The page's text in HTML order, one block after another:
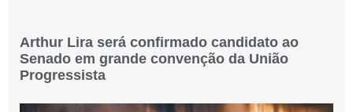
Arthur Lira será confirmado candidato ao
Senado em grande convenção da União
Progressista